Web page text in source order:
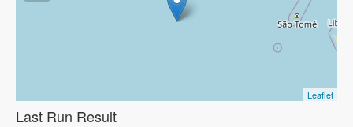
Leaflet
Last Run Result